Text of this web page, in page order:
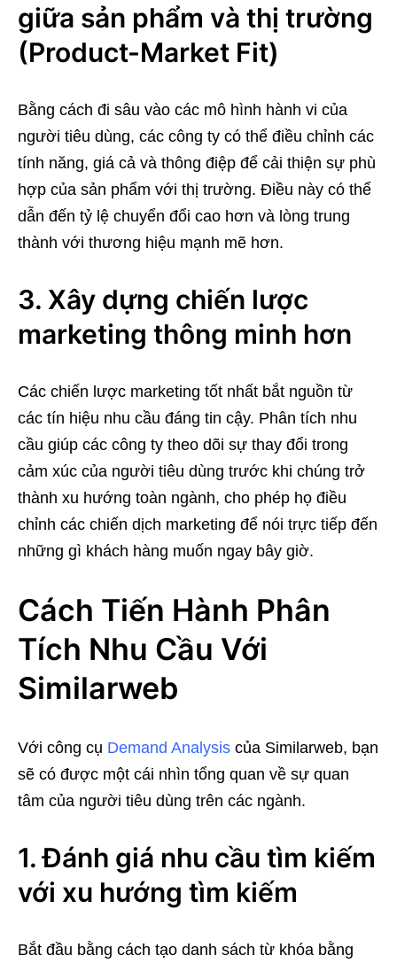
giữa sản phẩm và thị trường
(Product-Market Fit)
Bằng cách đi sâu vào các mô hình hành vi của
người tiêu dùng, các công ty có thể điều chỉnh các
tính năng, giá cả và thông điệp để cải thiện sự phù
hợp của sản phẩm với thị trường. Điều này có thể
dẫn đến tỷ lệ chuyển đổi cao hơn và lòng trung
thành với thương hiệu mạnh mẽ hơn.
3. Xây dựng chiến lược
marketing thông minh hơn
Các chiến lược marketing tốt nhất bắt nguồn từ
các tín hiệu nhu cầu đáng tin cậy. Phân tích nhu
cầu giúp các công ty theo dõi sự thay đổi trong
cảm xúc của người tiêu dùng trước khi chúng trở
thành xu hướng toàn ngành, cho phép họ điều
chỉnh các chiến dịch marketing để nói trực tiếp đến
những gì khách hàng muốn ngay bây giờ.
Cách Tiến Hành Phân
Tích Nhu Cầu Với
Similarweb
Với công cụ Demand Analysis của Similarweb, bạn
sẽ có được một cái nhìn tổng quan về sự quan
tâm của người tiêu dùng trên các ngành.
1. Đánh giá nhu cầu tìm kiếm
với xu hướng tìm kiếm
Bắt đầu bằng cách tạo danh sách từ khóa bằng